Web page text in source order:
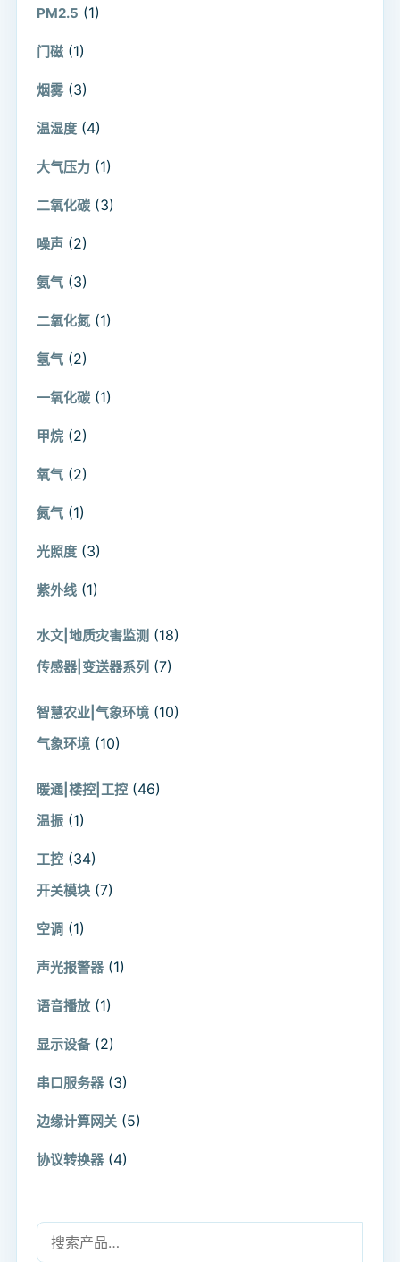
PM2.5 (1)
门磁 (1)
烟雾 (3)
温湿度 (4)
大气压力 (1)
二氧化碳 (3)
噪声 (2)
氨气 (3)
二氧化氮 (1)
氢气 (2)
一氧化碳 (1)
甲烷 (2)
氧气 (2)
氮气 (1)
光照度 (3)
紫外线 (1)
水文|地质灾害监测 (18)
传感器|变送器系列 (7)
智慧农业|气象环境 (10)
气象环境 (10)
暖通|楼控|工控 (46)
温振 (1)
工控 (34)
开关模块 (7)
空调 (1)
声光报警器 (1)
语音播放 (1)
显示设备 (2)
串口服务器 (3)
边缘计算网关 (5)
协议转换器 (4)
搜索：